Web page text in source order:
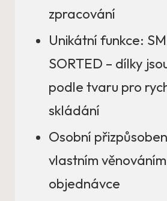
zpracování
Unikátní funkce:
SORTED – dílky
podle tvaru pro
skládání
Osobní
vlastním
objednávce